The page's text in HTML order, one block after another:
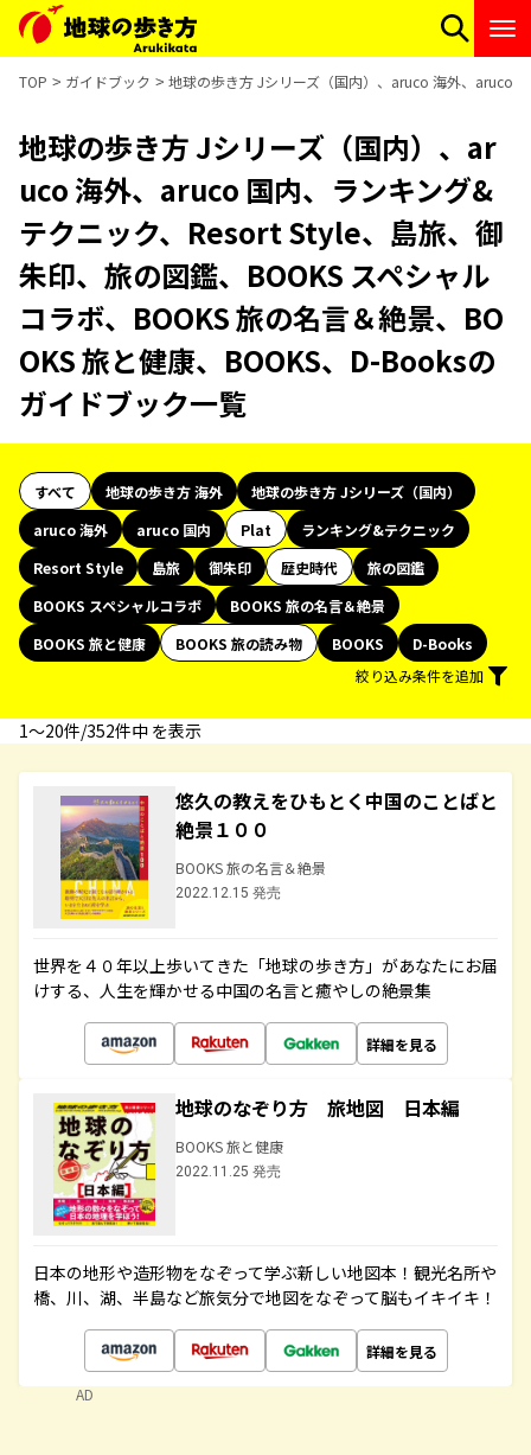
TOP ガイドブック 地球の歩き方 Jシリーズ（国内）、aruco 海外、aruco
地球の歩き方 Jシリーズ（国内）、ar
uco 海外、aruco 国内、ランキング&
テクニック、Resort Style、島旅、御
朱印、旅の図鑑、BOOKS スペシャル
コラボ、BOOKS 旅の名言＆絶景、BO
OKS 旅と健康、BOOKS、D-Booksの
ガイドブック一覧
すべて 地球の歩き方 海外
地球の歩き方 Jシリーズ（国内）
aruco 海外
aruco 国内 Plat
ランキング&テクニック
Resort Style
島旅 御朱印 歴史時代
旅の図鑑
BOOKS スペシャルコラボ
BOOKS 旅の名言＆絶景
BOOKS 旅と健康
BOOKS 旅の読み物 BOOKS
D-Books
絞り込み条件を追加
1〜20件/352件中 を表示
悠久の教えをひもとく中国のことばと
絶景１００
BOOKS 旅の名言＆絶景
2022.12.15 発売
世界を４０年以上歩いてきた「地球の歩き方」があなたにお届
けする、人生を輝かせる中国の名言と癒やしの絶景集
詳細を見る
地球のなぞり方 旅地図 日本編
BOOKS 旅と健康
2022.11.25 発売
日本の地形や造形物をなぞって学ぶ新しい地図本！観光名所や
橋、川、湖、半島など旅気分で地図をなぞって脳もイキイキ！
詳細を見る
AD